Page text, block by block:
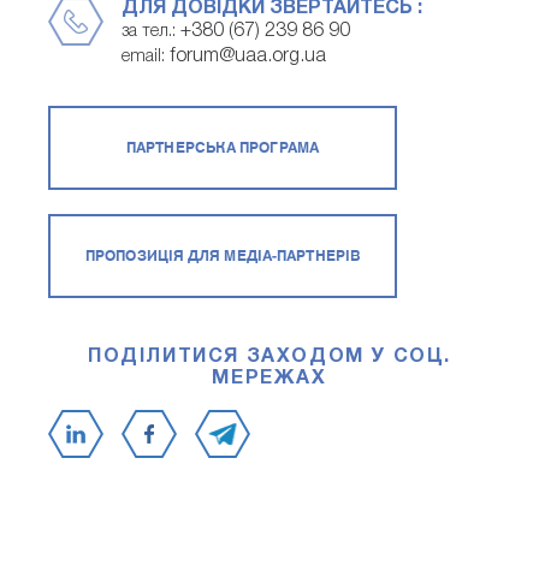
ДЛЯ ДОВІДКИ ЗВЕРТАЙТЕСЬ :
за тел.: +380 (67) 239 86 90
email: forum@uaa.org.ua
ПАРТНЕРСЬКА ПРОГРАМА
ПРОПОЗИЦІЯ ДЛЯ МЕДІА-ПАРТНЕРІВ
ПОДІЛИТИСЯ ЗАХОДОМ У СОЦ.
МЕРЕЖАХ